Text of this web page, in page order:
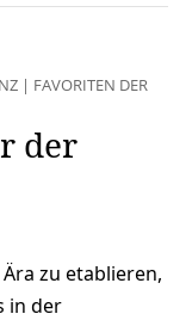
| FAVORITEN DER
der
zu etablieren,
in der